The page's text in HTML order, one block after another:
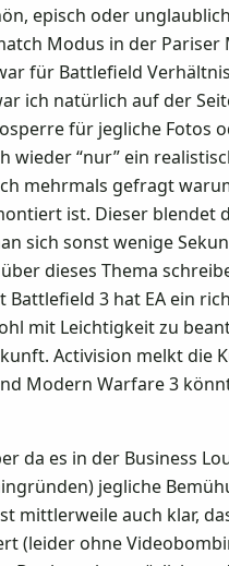
episch oder
Modus in der
für Battlefield
ich natürlich auf der
für jegliche Fotos
wieder “nur” ein
mehrmals gefragt
ist. Dieser
sich sonst wenige
dieses Thema
3 hat EA ein
mit Leichtigkeit zu
Activision melkt die
Modern Warfare 3
da es in der Business
jegliche
auch klar,
(leider ohne